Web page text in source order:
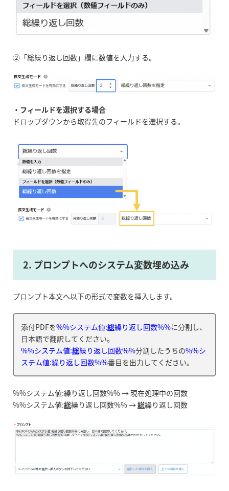
②「総繰り返し回数」欄に数値を入力する。
・フィールドを選択する場合
ドロップダウンから取得先のフィールドを選択する。
2. プロンプトへのシステム変数埋め込み
プロンプト本文へ以下の形式で変数を挿入します。
添付PDFを%%システム値:総繰り返し回数%%に分割し、
日本語で翻訳してください。
%%システム値:総繰り返し回数%%分割したうちの%%シ
ステム値:繰り返し回数%%番目を出力してください。
%%システム値:繰り返し回数%% → 現在処理中の回数
%%システム値:総繰り返し回数%% →総繰り返し回数